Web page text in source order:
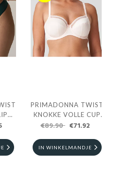
PRIMADONNA TWIST
KNOKKE VOLLE CUP
BH
€89.90 €71.92
IN WINKELMANDJE